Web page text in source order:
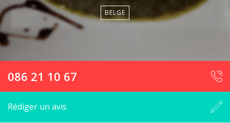
BELGE
086 21 10 67
Rédiger un avis